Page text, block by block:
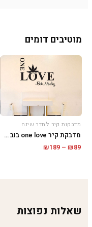
מוטיבים דומים
מדבקות קיר לחדר שינה
מדבקת קיר one love בוב מארלי
₪89
–
₪189
שאלות נפוצות